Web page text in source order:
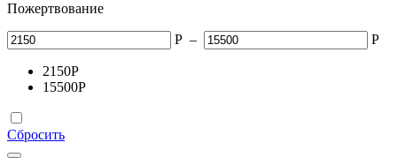
Пожертвование
Р – Р
2150Р
15500Р
Сбросить